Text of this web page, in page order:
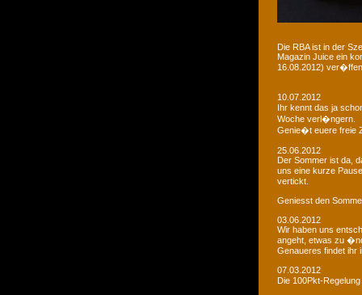
Die RBA ist in der
Magazin Juice ein
16.08.2012)
10.07.2012
Ihr kennt das ja
Woche verl�ngern.
Genie�t euere freie
25.06.2012
Der Sommer ist da,
uns eine kurze
vertickt.
Geniesst den
03.06.2012
Wir haben uns
angeht, etwas zu
Genaueres findet ihr
07.03.2012
Die 100Pkt-